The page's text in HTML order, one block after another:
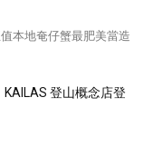
本地奄仔蟹最肥美當造
登山概念店登